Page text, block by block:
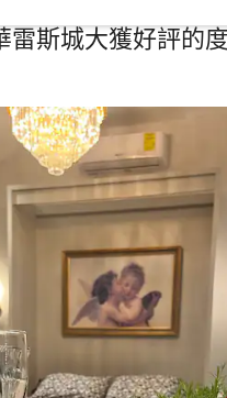
雷斯城大獲好評的